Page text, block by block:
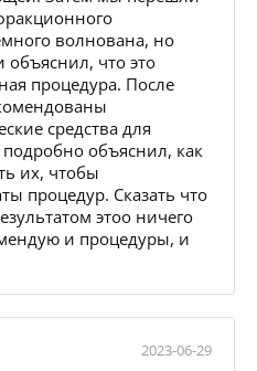
волнована, но
объяснил, что это
процедура. После
средства для
объяснил, как
их, чтобы
процедур. Сказать что
этоо ничего
и процедуры, и
2023-06-29